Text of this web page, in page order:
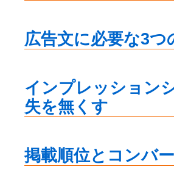
広告文に必要な3つ
インプレッション
失を無くす
掲載順位とコンバ